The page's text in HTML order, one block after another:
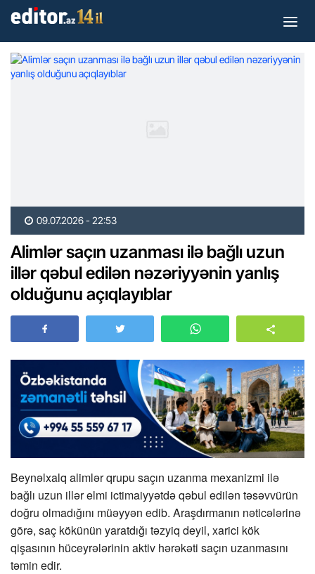
09.07.2026 - 22:53
Alimlər saçın uzanması ilə bağlı uzun
illər qəbul edilən nəzəriyyənin yanlış
olduğunu açıqlayıblar
Beynəlxalq alimlər qrupu saçın uzanma mexanizmi ilə
bağlı uzun illər elmi ictimaiyyətdə qəbul edilən təsəvvürün
doğru olmadığını müəyyən edib. Araşdırmanın nəticələrinə
görə, saç kökünün yaratdığı təzyiq deyil, xarici kök
qişasının hüceyrələrinin aktiv hərəkəti saçın uzanmasını
təmin edir.